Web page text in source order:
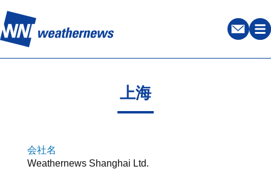
上海
会社名
Weathernews Shanghai Ltd.